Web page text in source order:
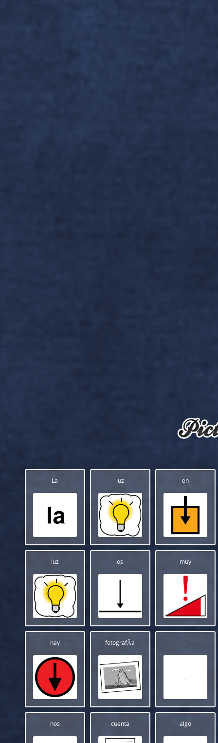
La luz en
luz es muy
hay fotografÃ­a .
nos cuenta algo